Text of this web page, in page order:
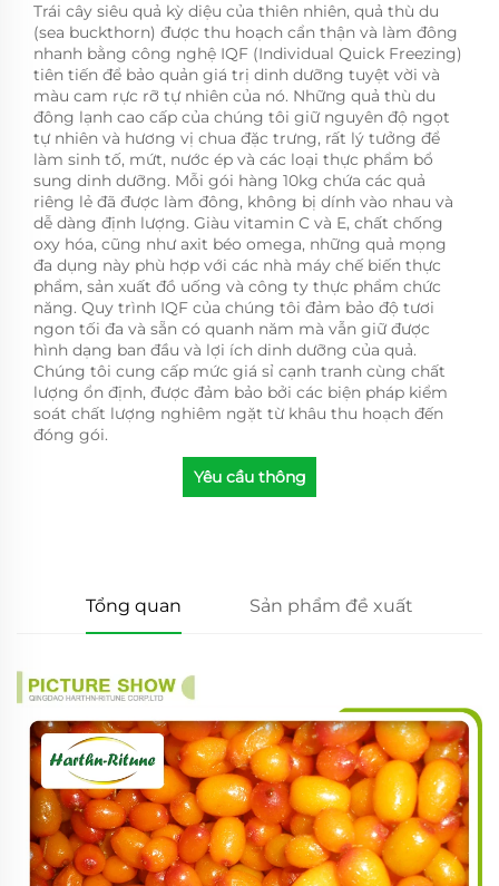
Trái cây siêu quả kỳ diệu của thiên nhiên, quả thù du
(sea buckthorn) được thu hoạch cẩn thận và làm đông
nhanh bằng công nghệ IQF (Individual Quick Freezing)
tiên tiến để bảo quản giá trị dinh dưỡng tuyệt vời và
màu cam rực rỡ tự nhiên của nó. Những quả thù du
đông lạnh cao cấp của chúng tôi giữ nguyên độ ngọt
tự nhiên và hương vị chua đặc trưng, rất lý tưởng để
làm sinh tố, mứt, nước ép và các loại thực phẩm bổ
sung dinh dưỡng. Mỗi gói hàng 10kg chứa các quả
riêng lẻ đã được làm đông, không bị dính vào nhau và
dễ dàng định lượng. Giàu vitamin C và E, chất chống
oxy hóa, cũng như axit béo omega, những quả mọng
đa dụng này phù hợp với các nhà máy chế biến thực
phẩm, sản xuất đồ uống và công ty thực phẩm chức
năng. Quy trình IQF của chúng tôi đảm bảo độ tươi
ngon tối đa và sẵn có quanh năm mà vẫn giữ được
hình dạng ban đầu và lợi ích dinh dưỡng của quả.
Chúng tôi cung cấp mức giá sỉ cạnh tranh cùng chất
lượng ổn định, được đảm bảo bởi các biện pháp kiểm
soát chất lượng nghiêm ngặt từ khâu thu hoạch đến
đóng gói.
Yêu cầu thông
Tổng quan Sản phẩm đề xuất